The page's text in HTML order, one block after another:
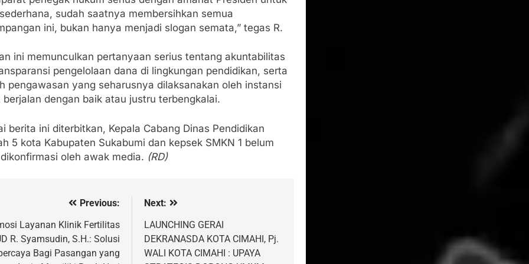
sudah saatnya membersihkan semua
ini, bukan hanya menjadi slogan semata,” tegas R.
ini memunculkan pertanyaan serius tentang akuntabilitas
pengelolaan dana di lingkungan pendidikan, serta
pengawasan yang seharusnya dilaksanakan oleh instansi
berjalan dengan baik atau justru terbengkalai.
berita ini diterbitkan, Kepala Cabang Dinas Pendidikan
5 kota Kabupaten Sukabumi dan kepsek SMKN 1 belum
oleh awak media. (RD)
Previous:
Layanan Klinik Fertilitas
R. Syamsudin, S.H.: Solusi
Bagi Pasangan yang
Next:
LAUNCHING GERAI
DEKRANASDA KOTA CIMAHI, Pj.
WALI KOTA CIMAHI : UPAYA